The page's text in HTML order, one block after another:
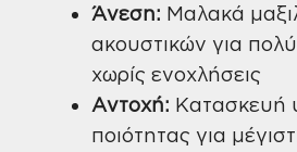
Άνεση: Μαλακά
ακουστικών για
χωρίς ενοχλήσεις
Αντοχή: Κατασκευή
ποιότητας για